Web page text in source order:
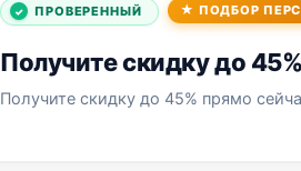
ПРОВЕРЕННЫЙ ПОДБОР
Получите скидку до
Получите скидку до 45% прямо